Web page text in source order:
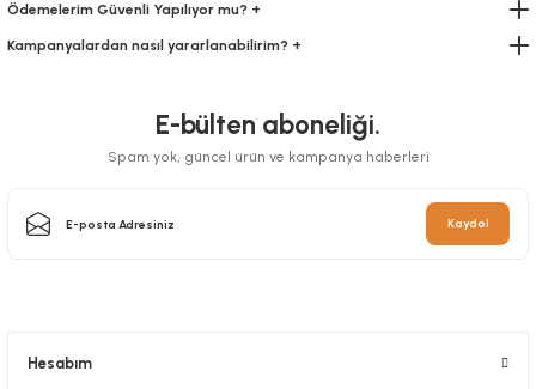
Kilitli Torba 26x36 Cm 200 lü
Ödemelerim Güvenli Yapılıyor mu? +
Kampanyalardan nasıl yararlanabilirim? +
E-bülten aboneliği.
Spam yok, güncel ürün ve kampanya haberleri
Kaydol
Hesabım